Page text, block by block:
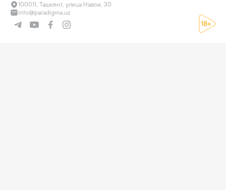
100011, Ташкент, улица Навои, 30
info@paradigma.uz